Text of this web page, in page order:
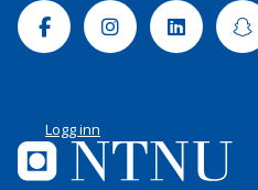
FacebookInstagramLinkedin
Logg inn